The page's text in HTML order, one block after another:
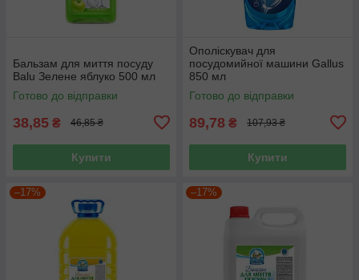
Бальзам для миття посуду
Balu Зелене яблуко 500 мл
Готово до відправки
38,85 ₴ 46,85 ₴
Купити
Ополіскувач для
посудомийної машини Gallus
850 мл
Готово до відправки
89,78 ₴ 107,93 ₴
Купити
–17% –17%